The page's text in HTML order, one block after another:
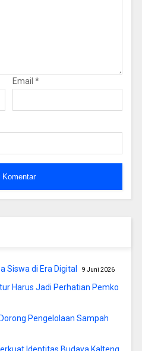
Email *
Siswa di Era Digital 9 Juni 2026
Harus Jadi Perhatian Pemko
Pengelolaan Sampah